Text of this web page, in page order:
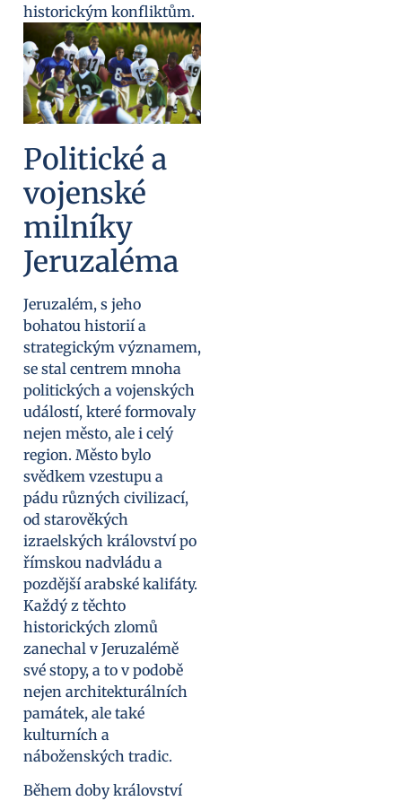
historickým konfliktům.
Politické a
vojenské
milníky
Jeruzaléma
Jeruzalém, s jeho
bohatou historií a
strategickým významem,
se stal centrem mnoha
politických a vojenských
událostí, které formovaly
nejen město, ale i celý
region. Město bylo
svědkem vzestupu a
pádu různých civilizací,
od starověkých
izraelských království po
římskou nadvládu a
pozdější arabské kalifáty.
Každý z těchto
historických zlomů
zanechal v Jeruzalémě
své stopy, a to v podobě
nejen architekturálních
památek, ale také
kulturních a
náboženských tradic.
Během doby království